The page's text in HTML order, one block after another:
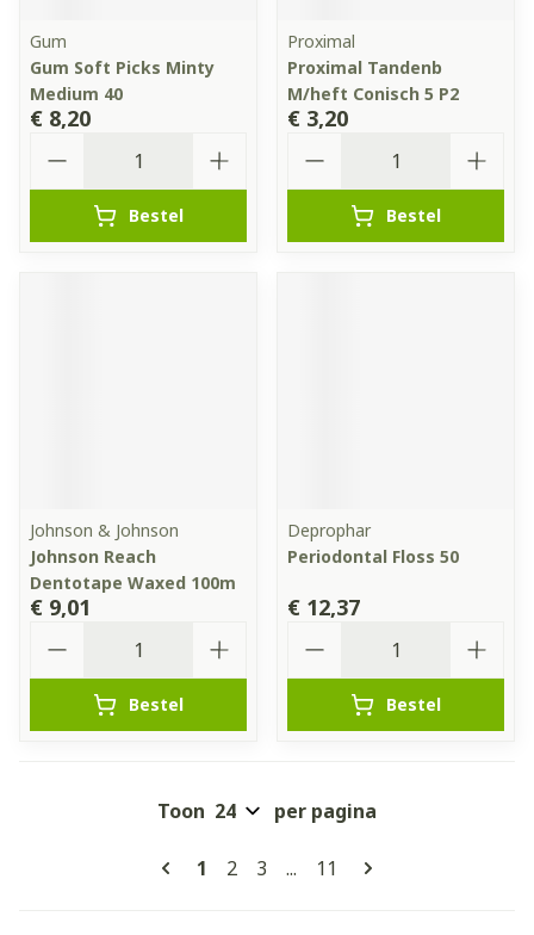
Gum
Gum Soft Picks Minty
Medium 40
€ 8,20
Bestel
Proximal
Proximal Tandenb
M/heft Conisch 5 P2
€ 3,20
Bestel
Johnson & Johnson
Johnson Reach
Dentotape Waxed 100m
€ 9,01
Bestel
Deprophar
Periodontal Floss 50
€ 12,37
Bestel
Pagina's
U lees momenteel pagina
1 Pagina
2 Pagina
3 ... Pagina
11
Toon per pagina